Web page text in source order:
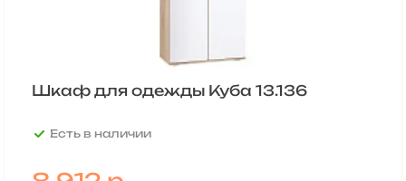
Шкаф для одежды Куба 13.136
Есть в наличии